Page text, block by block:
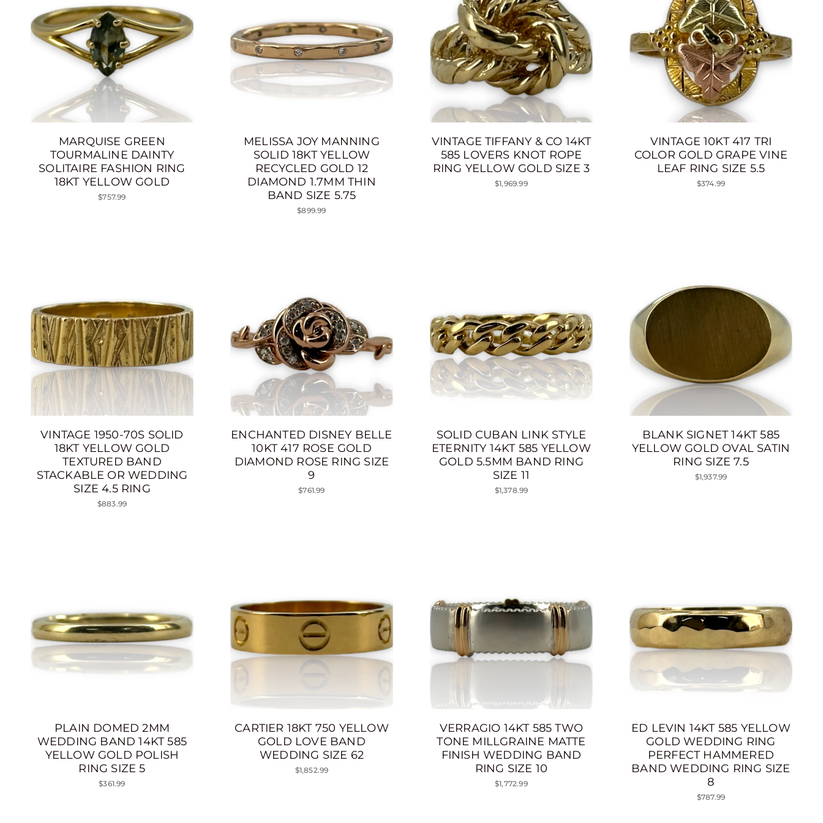
MARQUISE GREEN
TOURMALINE DAINTY
SOLITAIRE FASHION RING
18KT YELLOW GOLD
$757.99
MELISSA JOY MANNING
SOLID 18KT YELLOW
RECYCLED GOLD 12
DIAMOND 1.7MM THIN
BAND SIZE 5.75
$899.99
VINTAGE TIFFANY & CO 14KT
585 LOVERS KNOT ROPE
RING YELLOW GOLD SIZE 3
$1,969.99
VINTAGE 10KT 417 TRI
COLOR GOLD GRAPE VINE
LEAF RING SIZE 5.5
$374.99
VINTAGE 1950-70S SOLID
18KT YELLOW GOLD
TEXTURED BAND
STACKABLE OR WEDDING
SIZE 4.5 RING
$883.99
ENCHANTED DISNEY BELLE
10KT 417 ROSE GOLD
DIAMOND ROSE RING SIZE
9
$761.99
SOLID CUBAN LINK STYLE
ETERNITY 14KT 585 YELLOW
GOLD 5.5MM BAND RING
SIZE 11
$1,378.99
BLANK SIGNET 14KT 585
YELLOW GOLD OVAL SATIN
RING SIZE 7.5
$1,937.99
PLAIN DOMED 2MM
WEDDING BAND 14KT 585
YELLOW GOLD POLISH
RING SIZE 5
$361.99
CARTIER 18KT 750 YELLOW
GOLD LOVE BAND
WEDDING SIZE 62
$1,852.99
VERRAGIO 14KT 585 TWO
TONE MILLGRAINE MATTE
FINISH WEDDING BAND
RING SIZE 10
$1,772.99
ED LEVIN 14KT 585 YELLOW
GOLD WEDDING RING
PERFECT HAMMERED
BAND WEDDING RING SIZE
8
$787.99